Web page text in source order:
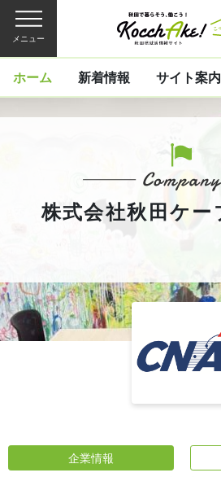
メニュー
ホーム 新着情報 サイト案内
株式会社秋田ケー
企業情報